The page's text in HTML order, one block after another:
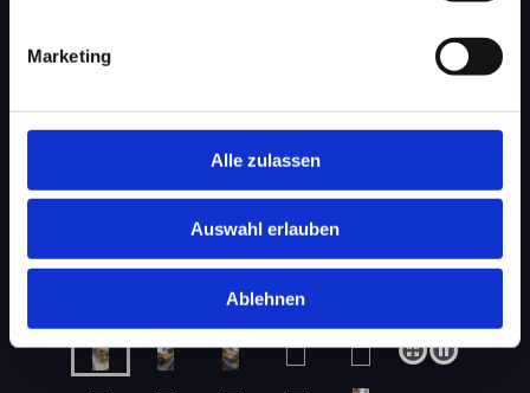
Marketing
Alle zulassen
Auswahl erlauben
Ablehnen